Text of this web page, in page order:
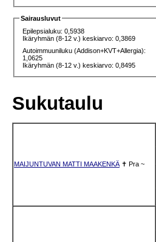
Sairausluvut
Epilepsialuku: 0,5938
Ikäryhmän (8-12 v.) keskiarvo: 0,3869
Autoimmuuniluku (Addison+KVT+Allergia):
1,0625
Ikäryhmän (8-12 v.) keskiarvo: 0,8495
Sukutaulu
MAIJUNTUVAN MATTI MAAKENKÄ ✝ Pra ~